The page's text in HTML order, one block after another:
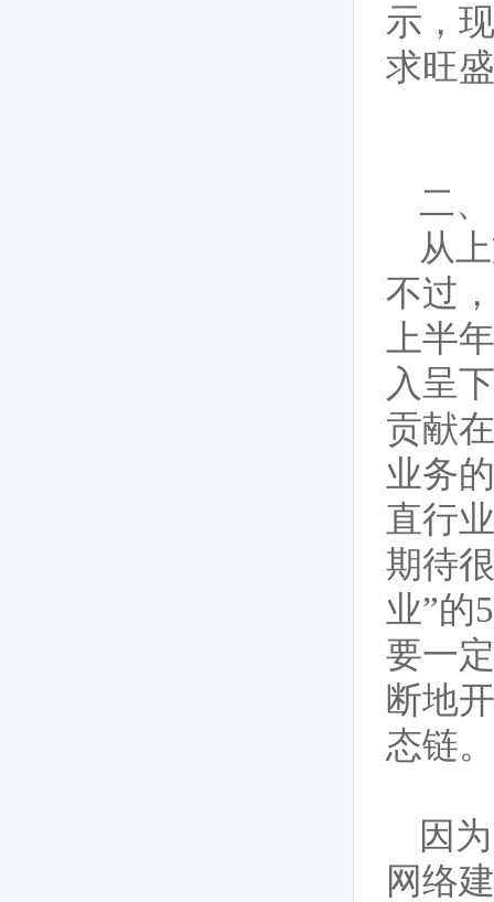
示，
求旺
二
从
不过
上半
入呈
贡献
业务
直行
期待
业”的
要一
断地
态链。
因
网络